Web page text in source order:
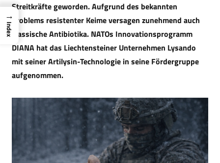
Streitkräfte geworden. Aufgrund des bekannten
Problems resistenter Keime versagen zunehmend auch
klassische Antibiotika. NATOs Innovationsprogramm
DIANA hat das Liechtensteiner Unternehmen Lysando
mit seiner Artilysin-Technologie in seine Fördergruppe
aufgenommen.
→
Index